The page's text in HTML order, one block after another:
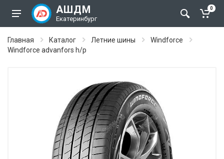
АШДМ
Екатеринбург
0
Главная Каталог Летние шины
Windforce
Windforce advanfors h/p